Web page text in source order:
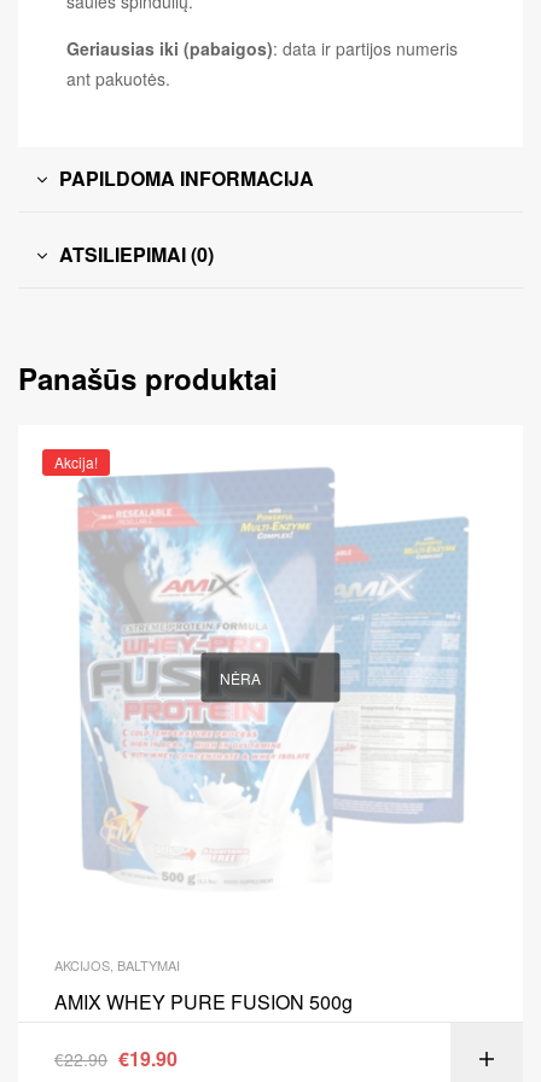
Geriausias iki (pabaigos): data ir partijos numeris
ant pakuotės.
PAPILDOMA INFORMACIJA
ATSILIEPIMAI (0)
Panašūs produktai
Akcija!
NĖRA
AKCIJOS BALTYMAI
AMIX WHEY PURE FUSION 500g
€22.90 €19.90